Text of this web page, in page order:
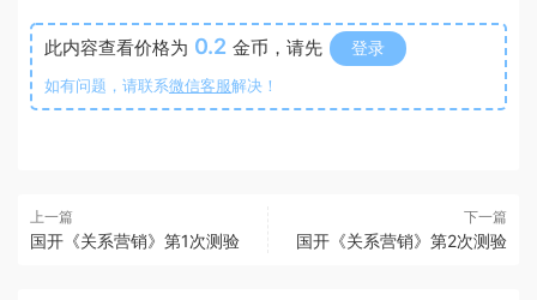
此内容查看价格为 0.2 金币，请先 登录
如有问题，请联系微信客服解决！
上一篇
国开《关系营销》第1次测验
下一篇
国开《关系营销》第2次测验